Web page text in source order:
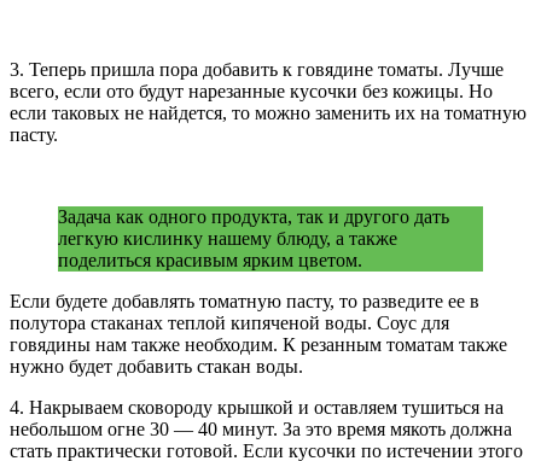
3. Теперь пришла пора добавить к говядине томаты. Лучше
всего, если ото будут нарезанные кусочки без кожицы. Но
если таковых не найдется, то можно заменить их на томатную
пасту.
Задача как одного продукта, так и другого дать
легкую кислинку нашему блюду, а также
поделиться красивым ярким цветом.
Если будете добавлять томатную пасту, то разведите ее в
полутора стаканах теплой кипяченой воды. Соус для
говядины нам также необходим. К резанным томатам также
нужно будет добавить стакан воды.
4. Накрываем сковороду крышкой и оставляем тушиться на
небольшом огне 30 — 40 минут. За это время мякоть должна
стать практически готовой. Если кусочки по истечении этого